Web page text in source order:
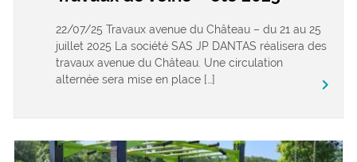
22/07/25 Travaux avenue du Château – du 21 au 25
juillet 2025 La société SAS JP DANTAS réalisera des
travaux avenue du Château. Une circulation
alternée sera mise en place […]
keyboard_arrow_right